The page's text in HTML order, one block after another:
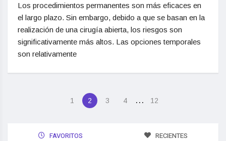
Los procedimientos permanentes son más eficaces en
el largo plazo. Sin embargo, debido a que se basan en la
realización de una cirugía abierta, los riesgos son
significativamente más altos. Las opciones temporales
son relativamente
1 2 3 4 … 12
FAVORITOS RECIENTES